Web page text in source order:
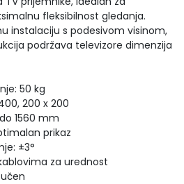
fleksibilnost gledanja.
instalaciju s podesivom visinom,
podržava televizore dimenzija
50 kg
200 x 200
1560 mm
prikaz
±3°
za urednost